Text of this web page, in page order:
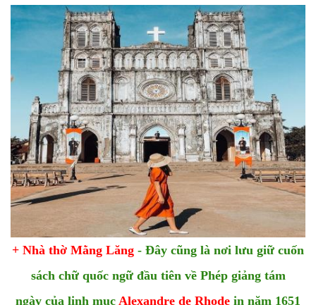
+ Nhà thờ Mằng Lăng - Đây cũng là nơi lưu giữ cuốn
sách chữ quốc ngữ đầu tiên về Phép giảng tám
ngày của linh mục Alexandre de Rhode in năm 1651